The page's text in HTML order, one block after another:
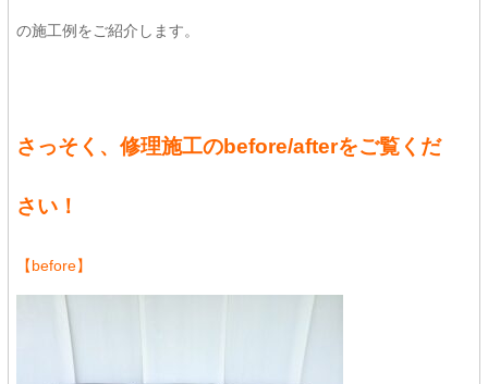
の施工例をご紹介します。
さっそく、修理施工のbefore/afterをご覧くだ
さい！
【before】